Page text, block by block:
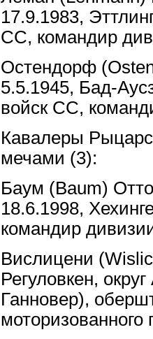
17.9.1983,
СС, командир
Остендорф
5.5.1945, Бад-
войск СС,
Кавалеры
мечами (3):
Баум (Baum)
18.6.1998,
командир
Вислицени
Регуловкен,
Ганновер),